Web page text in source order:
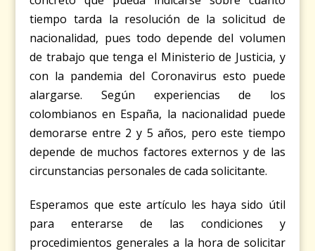
tiempo tarda la resolución de la solicitud de
nacionalidad, pues todo depende del volumen
de trabajo que tenga el Ministerio de Justicia, y
con la pandemia del Coronavirus esto puede
alargarse. Según experiencias de los
colombianos en España, la nacionalidad puede
demorarse entre 2 y 5 años, pero este tiempo
depende de muchos factores externos y de las
circunstancias personales de cada solicitante.
Esperamos que este artículo les haya sido útil
para enterarse de las condiciones y
procedimientos generales a la hora de solicitar